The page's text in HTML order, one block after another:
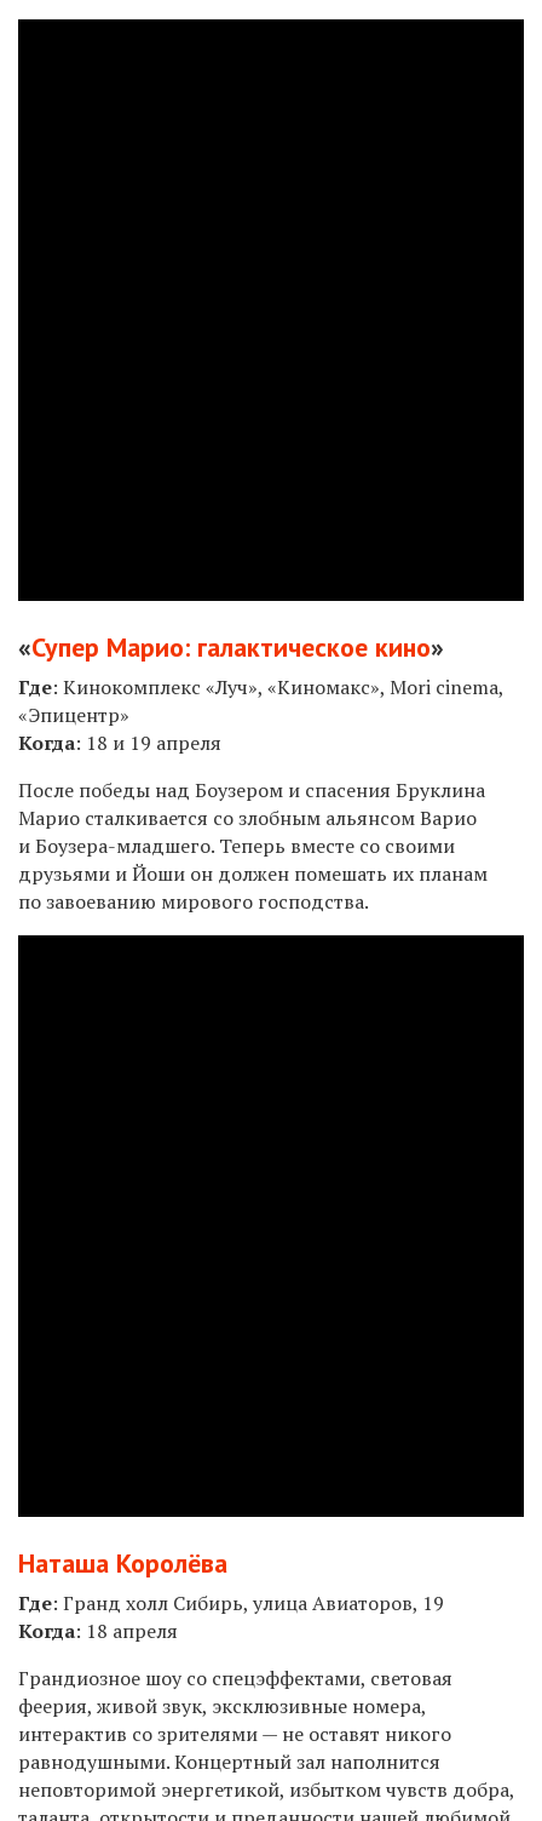
«Супер Марио: галактическое кино»
Где: Кинокомплекс «Луч», «Киномакс», Mori cinema,
«Эпицентр»
Когда: 18 и 19 апреля
После победы над Боузером и спасения Бруклина
Марио сталкивается со злобным альянсом Варио
и Боузера-младшего. Теперь вместе со своими
друзьями и Йоши он должен помешать их планам
по завоеванию мирового господства.
Наташа Королёва
Где: Гранд холл Сибирь, улица Авиаторов, 19
Когда: 18 апреля
Грандиозное шоу со спецэффектами, световая
феерия, живой звук, эксклюзивные номера,
интерактив со зрителями — не оставят никого
равнодушными. Концертный зал наполнится
неповторимой энергетикой, избытком чувств добра,